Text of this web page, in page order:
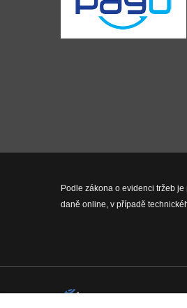
Podle zákona o evidenci tržeb
daně online, v případě